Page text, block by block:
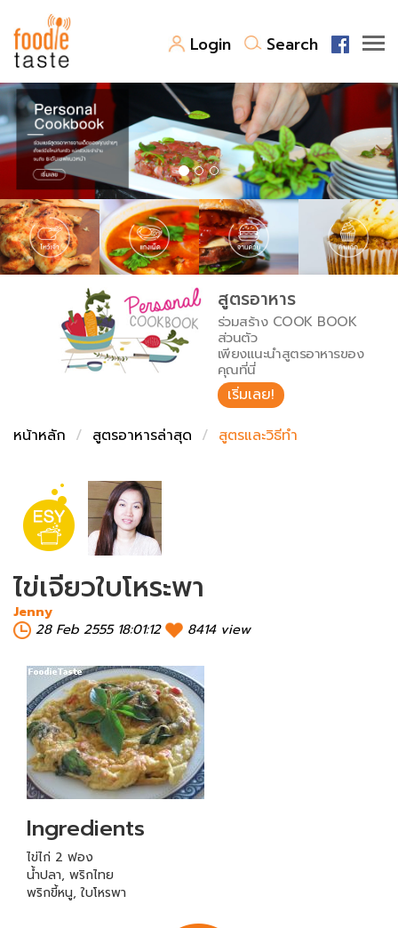
Login Search
สูตรอาหาร
สูตรอาหารล่าสุด
Top Foodie
พาไปชิม
สารพันก้นครัว
เคล็ดลับน่ารู้
เปรียบเทียบหน่วยการตวง
เปรียบเทียบอุณหภูมิ
เปรียบเทียบน้ำหนักวัตถุดิบ
FoodPedia
สร้าง Cookbook
สูตรอาหาร
ร่วมสร้าง COOK BOOK
ส่วนตัว
เพียงแนะนำสูตรอาหารของ
คุณที่นี่
เริ่มเลย!
หน้าหลัก
สูตรอาหารล่าสุด สูตรและวิธีทำ
ไข่เจียวใบโหระพา
Jenny
28 Feb 2555 18:01:12
8414 view
Ingredients
ไข่ไก่ 2 ฟอง
น้ำปลา, พริกไทย
พริกขี้หนู, ใบโหรพา